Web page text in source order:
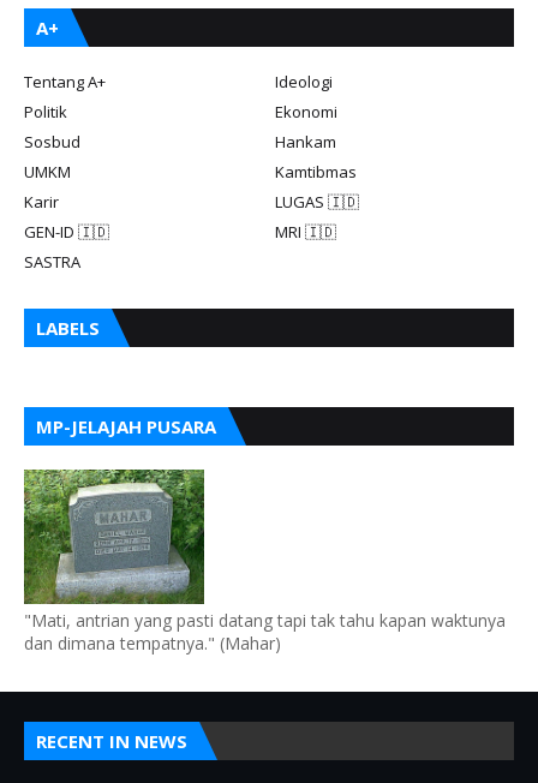
A+
Tentang A+
Ideologi
Politik
Ekonomi
Sosbud
Hankam
UMKM
Kamtibmas
Karir
LUGAS 🇮🇩
GEN-ID 🇮🇩
MRI 🇮🇩
SASTRA
LABELS
MP-JELAJAH PUSARA
"Mati, antrian yang pasti datang tapi tak tahu kapan waktunya
dan dimana tempatnya." (Mahar)
RECENT IN NEWS